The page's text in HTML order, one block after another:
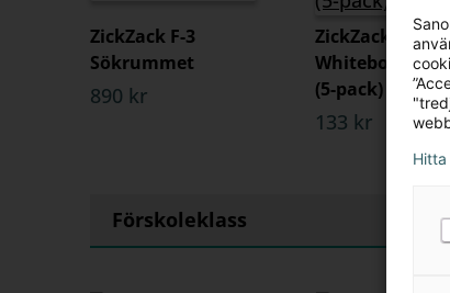
ZickZack F-3
Sökrummet
890 kr
ZickZack
(5-pack)
133 kr
Förskoleklass